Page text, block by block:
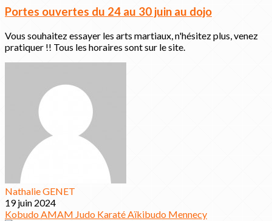
Portes ouvertes du 24 au 30 juin au dojo
Vous souhaitez essayer les arts martiaux, n'hésitez plus, venez
pratiquer !! Tous les horaires sont sur le site.
Nathalie GENET
19 juin 2024
KobudoAMAM Judo KaratéAïkibudo Mennecy